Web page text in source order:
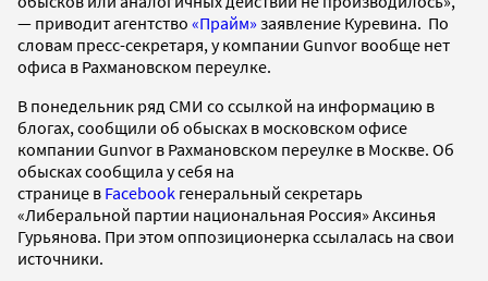
— приводит агентство «Прайм» заявление Куревина. По
словам пресс-секретаря, у компании Gunvor вообще нет
офиса в Рахмановском переулке.
В понедельник ряд СМИ со ссылкой на информацию в
блогах, сообщили об обысках в московском офисе
компании Gunvor в Рахмановском переулке в Москве. Об
обысках сообщила у себя на
странице в Facebook генеральный секретарь
«Либеральной партии национальная Россия» Аксинья
Гурьянова. При этом оппозиционерка ссылалась на свои
источники.